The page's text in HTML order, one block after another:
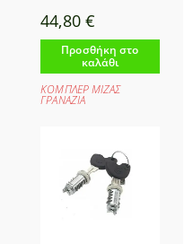
44,80 €
Προσθήκη στο
καλάθι
ΚΟΜΠΛΕΡ ΜΙΖΑΣ
ΓΡΑΝΑΖΙΑ